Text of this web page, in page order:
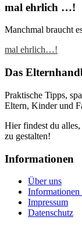
mal ehrlich …!
Manchmal braucht
mal ehrlich…!
Das
Praktische Tipps,
Eltern, Kinder und
Hier findest du
zu gestalten!
Informationen
Über uns
Informationen
Impressum
Datenschutz